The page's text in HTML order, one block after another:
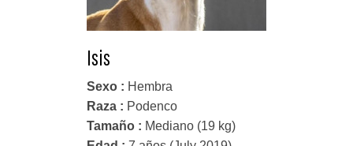
Isis
Sexo : Hembra
Raza : Podenco
Tamaño : Mediano (19 kg)